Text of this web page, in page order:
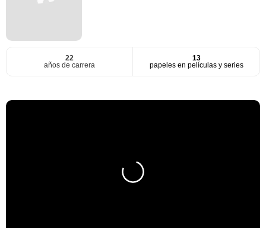
22
años de carrera
13
papeles en películas y series